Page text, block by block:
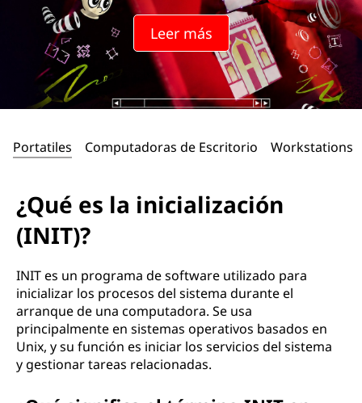
Leer más
Portatiles Computadoras de Escritorio Workstations
¿Qué es la inicialización
(INIT)?
INIT es un programa de software utilizado para
inicializar los procesos del sistema durante el
arranque de una computadora. Se usa
principalmente en sistemas operativos basados en
Unix, y su función es iniciar los servicios del sistema
y gestionar tareas relacionadas.